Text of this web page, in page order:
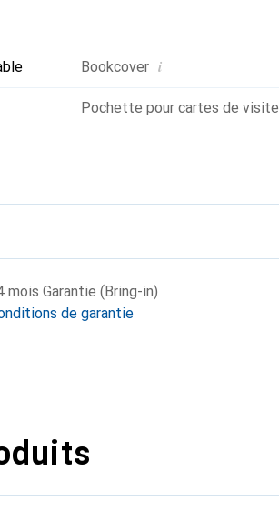
Bookcover i
Pochette pour cartes de visite
mois Garantie (Bring-in)
de garantie